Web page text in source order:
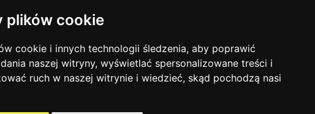
plików cookie
cookie i innych technologii śledzenia, aby poprawić
naszej witryny, wyświetlać spersonalizowane treści i
ruch w naszej witrynie i wiedzieć, skąd pochodzą nasi